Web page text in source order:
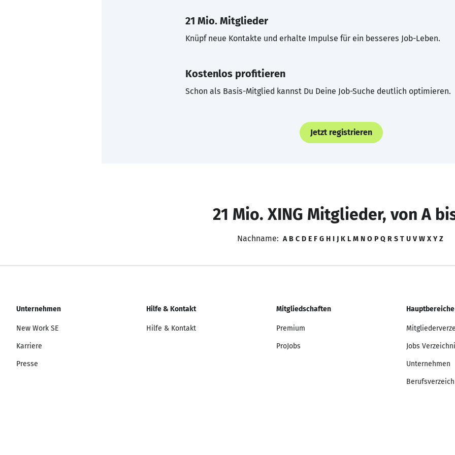
21 Mio. Mitglieder
Knüpf neue Kontakte und erhalte Impulse für ein besseres Job-Leben.
Kostenlos profitieren
Schon als Basis-Mitglied kannst Du Deine Job-Suche deutlich optimieren.
Jetzt registrieren
21 Mio. XING Mitglieder, von A
Nachname: A B C D E F G H I J K L M N O P Q R S T U V W X Y Z
Unternehmen
New Work SE
Karriere
Presse
Hilfe & Kontakt
Hilfe & Kontakt
Mitgliedschaften
Premium
ProJobs
Hauptbereiche
Jobs
Unternehmen